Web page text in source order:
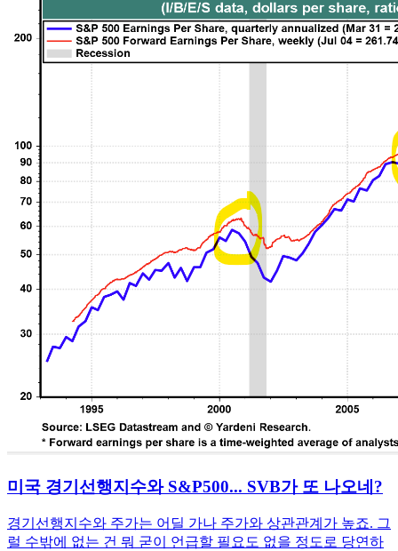
미국 경기선행지수와 S&P500... SVB가 또 나오네?
경기선행지수와 주가는 어딜 가나 주가와 상관관계가 높죠. 그
럴 수밖에 없는 건 뭐 굳이 언급할 필요도 없을 정도로 당연하